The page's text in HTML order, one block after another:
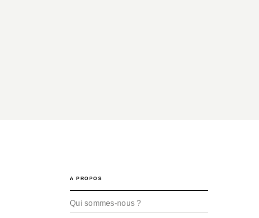
A PROPOS
Qui sommes-nous ?